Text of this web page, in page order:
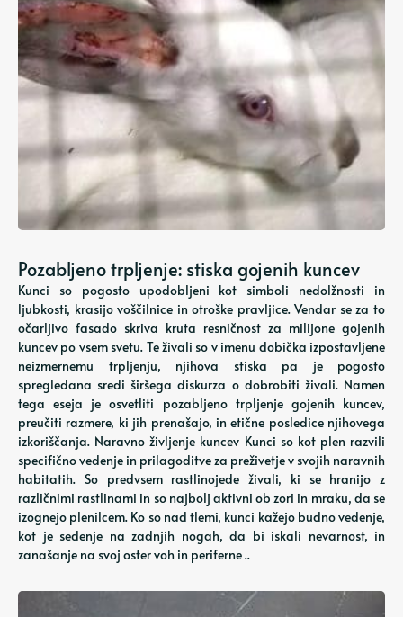
Pozabljeno trpljenje: stiska gojenih kuncev
Kunci so pogosto upodobljeni kot simboli nedolžnosti in
ljubkosti, krasijo voščilnice in otroške pravljice. Vendar se za to
očarljivo fasado skriva kruta resničnost za milijone gojenih
kuncev po vsem svetu. Te živali so v imenu dobička izpostavljene
neizmernemu trpljenju, njihova stiska pa je pogosto
spregledana sredi širšega diskurza o dobrobiti živali. Namen
tega eseja je osvetliti pozabljeno trpljenje gojenih kuncev,
preučiti razmere, ki jih prenašajo, in etične posledice njihovega
izkoriščanja. Naravno življenje kuncev Kunci so kot plen razvili
specifično vedenje in prilagoditve za preživetje v svojih naravnih
habitatih. So predvsem rastlinojede živali, ki se hranijo z
različnimi rastlinami in so najbolj aktivni ob zori in mraku, da se
izognejo plenilcem. Ko so nad tlemi, kunci kažejo budno vedenje,
kot je sedenje na zadnjih nogah, da bi iskali nevarnost, in
zanašanje na svoj oster voh in periferne ..